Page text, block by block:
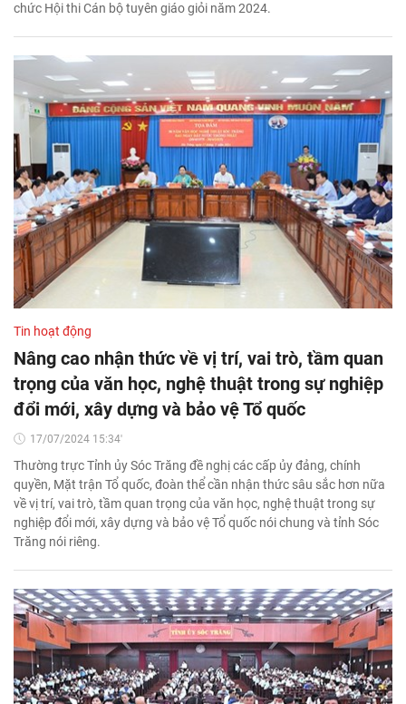
chức Hội thi Cán bộ tuyên giáo giỏi năm 2024.
Tin hoạt động
Nâng cao nhận thức về vị trí, vai trò, tầm quan
trọng của văn học, nghệ thuật trong sự nghiệp
đổi mới, xây dựng và bảo vệ Tổ quốc
17/07/2024 15:34'
Thường trực Tỉnh ủy Sóc Trăng đề nghị các cấp ủy đảng, chính
quyền, Mặt trận Tổ quốc, đoàn thể cần nhận thức sâu sắc hơn nữa
về vị trí, vai trò, tầm quan trọng của văn học, nghệ thuật trong sự
nghiệp đổi mới, xây dựng và bảo vệ Tổ quốc nói chung và tỉnh Sóc
Trăng nói riêng.